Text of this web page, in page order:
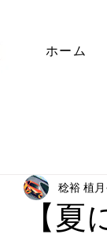
ホーム
【夏
稔裕 植月